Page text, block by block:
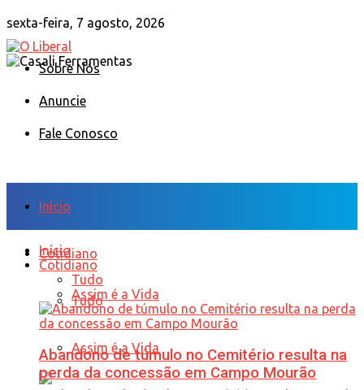
sexta-feira, 7 agosto, 2026
Sobre Nós
Anuncie
Fale Conosco
Início
Cotidiano
Tudo
Assim é a Vida
Início
Cotidiano
Tudo
Assim é a Vida
Abandono de túmulo no Cemitério resulta na
perda da concessão em Campo Mourão